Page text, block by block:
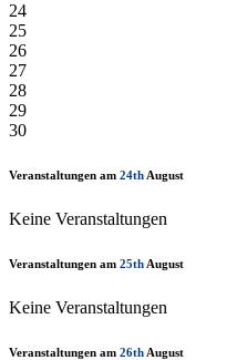
24
25
26
27
28
29
30
Veranstaltungen am 24thAugust
Keine Veranstaltungen
Veranstaltungen am 25th August
Keine Veranstaltungen
Veranstaltungen am 26th August